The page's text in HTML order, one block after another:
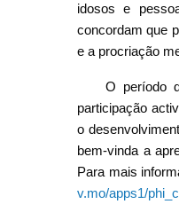
idosos e
concordam que
e a procriação
O período
participação
o
bem-vinda a
Para mais
v.mo/apps1/